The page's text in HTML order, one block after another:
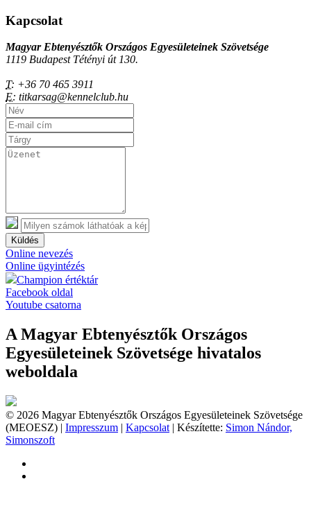
Kapcsolat
Magyar Ebtenyésztők Országos Egyesületeinek Szövetsége
1119 Budapest Tétényi út 130.
T: +36 70 465 3911
E: titkarsag@kennelclub.hu
Küldés
Online nevezés
Online ügyintézés
Champion értéktár
Facebook oldal
Youtube csatorna
A Magyar Ebtenyésztők Országos
Egyesületeinek Szövetsége hivatalos
weboldala
© 2026 Magyar Ebtenyésztők Országos Egyesületeinek Szövetsége
(MEOESZ) | Impresszum | Kapcsolat | Készítette: Simon Nándor,
Simonszoft